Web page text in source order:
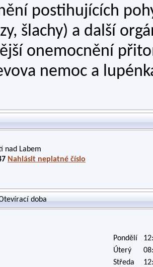
postihujících
šlachy) a další
onemocnění
nemoc a
nad Labem
Nahlásit neplatné číslo
doba
Pondělí
Úterý
Středa